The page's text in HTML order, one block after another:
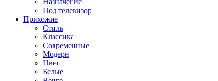
Назначение
Под телевизор
Прихожие
Стиль
Классика
Современные
Модерн
Цвет
Белые